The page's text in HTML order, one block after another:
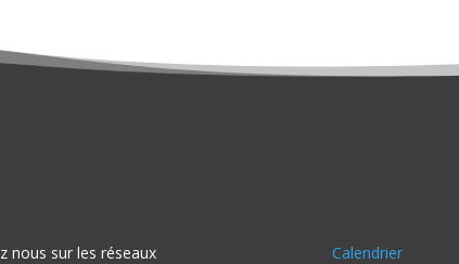
nous sur les réseaux
Calendrier